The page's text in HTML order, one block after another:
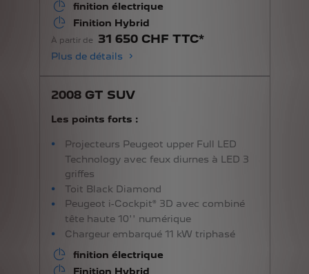
finition électrique
Finition Hybrid
À partir de 31 650 CHF TTC*
Plus de détails
2008 GT SUV
Les points forts :
Projecteurs Peugeot upper Full LED
Technology avec feux diurnes à LED 3
griffes
Toit Black Diamond
Peugeot i-Cockpit® 3D avec combiné
tête haute 10'' numérique
Chargeur embarqué 11 kW triphasé
finition électrique
Finition Hybrid